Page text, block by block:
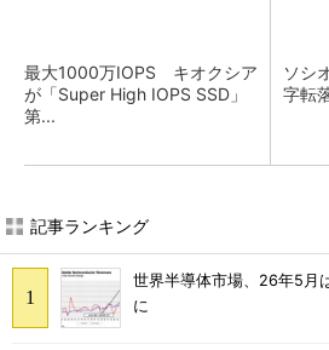
最大1000万IOPS キオクシア
が「Super High IOPS SSD」
第...
ソシ
字転
記事ランキング
世界半導体市場、26年5
に